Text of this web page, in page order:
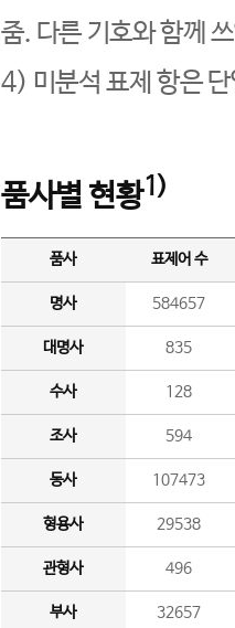
줌. 다른 기호와 함께
4) 미분석 표제 항은
품사별 현황1)
품사 표제어 수
명사 584657
대명사 835
수사 128
조사 594
동사 107473
형용사 29538
관형사 496
부사 32657